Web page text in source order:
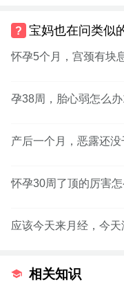
宝妈也在问类似
怀孕5个月，宫颈有块
孕38周，胎心弱怎么
产后一个月，恶露还
怀孕30周了顶的厉害
应该今天来月经，今
相关知识